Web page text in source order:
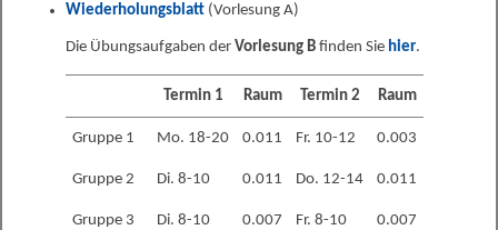
Wiederholungsblatt (Vorlesung A)
Die Übungsaufgaben der Vorlesung B finden Sie hier.
Termin 1 Raum Termin 2 Raum
Gruppe 1 Mo. 18-20 0.011 Fr. 10-12 0.003
Gruppe 2 Di. 8-10 0.011 Do. 12-14 0.011
Gruppe 3 Di. 8-10 0.007 Fr. 8-10 0.007